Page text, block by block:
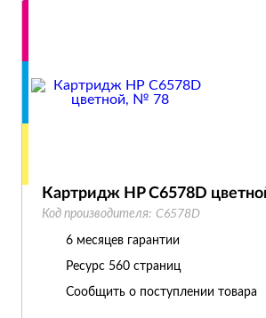
Картридж HP C6578D
Код производителя: C6578D
6 месяцев гарантии
Ресурс 560 страниц
Сообщить о поступлении товара